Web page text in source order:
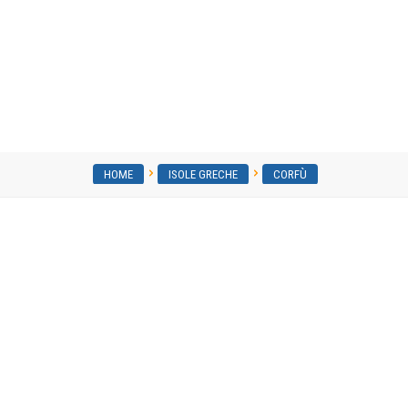
HOME ISOLE GRECHE CORFÙ